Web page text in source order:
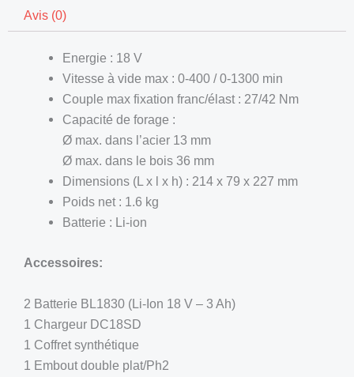
Avis (0)
Energie : 18 V
Vitesse à vide max : 0-400 / 0-1300 min
Couple max fixation franc/élast : 27/42 Nm
Capacité de forage :
Ø max. dans l’acier 13 mm
Ø max. dans le bois 36 mm
Dimensions (L x l x h) : 214 x 79 x 227 mm
Poids net : 1.6 kg
Batterie : Li-ion
Accessoires:
2 Batterie BL1830 (Li-Ion 18 V – 3 Ah)
1 Chargeur DC18SD
1 Coffret synthétique
1 Embout double plat/Ph2